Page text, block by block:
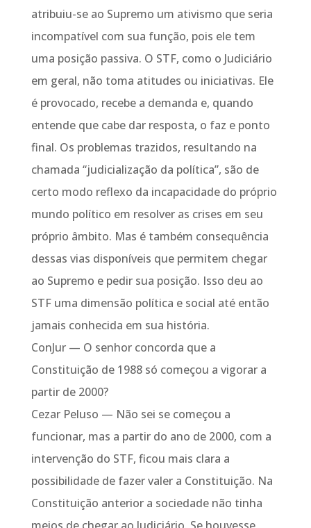
atribuiu-se ao Supremo um ativismo que seria
incompatível com sua função, pois ele tem
uma posição passiva. O STF, como o Judiciário
em geral, não toma atitudes ou iniciativas. Ele
é provocado, recebe a demanda e, quando
entende que cabe dar resposta, o faz e ponto
final. Os problemas trazidos, resultando na
chamada “judicialização da política”, são de
certo modo reflexo da incapacidade do próprio
mundo político em resolver as crises em seu
próprio âmbito. Mas é também consequência
dessas vias disponíveis que permitem chegar
ao Supremo e pedir sua posição. Isso deu ao
STF uma dimensão política e social até então
jamais conhecida em sua história.
ConJur — O senhor concorda que a
Constituição de 1988 só começou a vigorar a
partir de 2000?
Cezar Peluso — Não sei se começou a
funcionar, mas a partir do ano de 2000, com a
intervenção do STF, ficou mais clara a
possibilidade de fazer valer a Constituição. Na
Constituição anterior a sociedade não tinha